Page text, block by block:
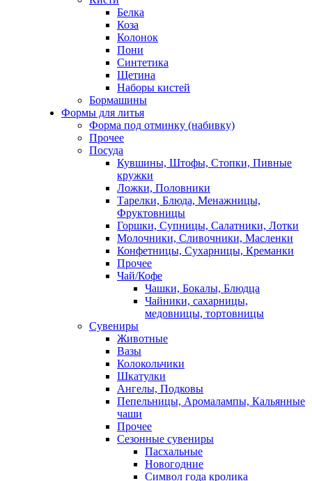
Белка
Коза
Колонок
Пони
Синтетика
Щетина
Наборы кистей
Бормашины
Формы для литья
Форма под отминку (набивку)
Прочее
Посуда
Кувшины, Штофы, Стопки, Пивные
кружки
Ложки, Половники
Тарелки, Блюда, Менажницы,
Фруктовницы
Горшки, Супницы, Салатники, Лотки
Молочники, Сливочники, Масленки
Конфетницы, Сухарницы, Креманки
Прочее
Чай/Кофе
Чашки, Бокалы, Блюдца
Чайники, сахарницы,
медовницы, тортовницы
Сувениры
Животные
Вазы
Колокольчики
Шкатулки
Ангелы, Подковы
Пепельницы, Аромалампы, Кальянные
чаши
Прочее
Сезонные сувениры
Пасхальные
Новогодние
Символ года кролика